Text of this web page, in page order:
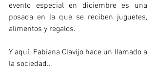
evento especial en diciembre es una
posada en la que se reciben juguetes,
alimentos y regalos.
Y aquí, Fabiana Clavijo hace un llamado a
la sociedad…